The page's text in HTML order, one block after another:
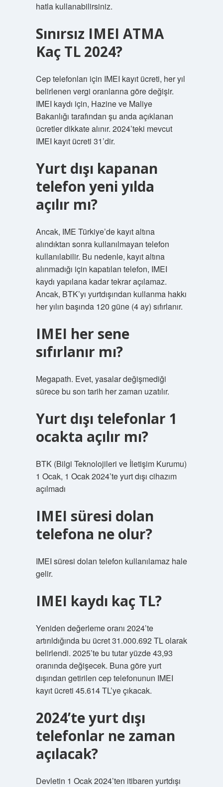
hatla kullanabilirsiniz.
Sınırsız IMEI ATMA
Kaç TL 2024?
Cep telefonları için IMEI kayıt ücreti, her yıl
belirlenen vergi oranlarına göre değişir.
IMEI kaydı için, Hazine ve Maliye
Bakanlığı tarafından şu anda açıklanan
ücretler dikkate alınır. 2024’teki mevcut
IMEI kayıt ücreti 31’dir.
Yurt dışı kapanan
telefon yeni yılda
açılır mı?
Ancak, IME Türkiye’de kayıt altına
alındıktan sonra kullanılmayan telefon
kullanılabilir. Bu nedenle, kayıt altına
alınmadığı için kapatılan telefon, IMEI
kaydı yapılana kadar tekrar açılamaz.
Ancak, BTK’yı yurtdışından kullanma hakkı
her yılın başında 120 güne (4 ay) sıfırlanır.
IMEI her sene
sıfırlanır mı?
Megapath. Evet, yasalar değişmediği
sürece bu son tarih her zaman uzatılır.
Yurt dışı telefonlar 1
ocakta açılır mı?
BTK (Bilgi Teknolojileri ve İletişim Kurumu)
1 Ocak, 1 Ocak 2024’te yurt dışı cihazım
açılmadı
IMEI süresi dolan
telefona ne olur?
IMEI süresi dolan telefon kullanılamaz hale
gelir.
IMEI kaydı kaç TL?
Yeniden değerleme oranı 2024’te
artırıldığında bu ücret 31.000.692 TL olarak
belirlendi. 2025’te bu tutar yüzde 43,93
oranında değişecek. Buna göre yurt
dışından getirilen cep telefonunun IMEI
kayıt ücreti 45.614 TL’ye çıkacak.
2024’te yurt dışı
telefonlar ne zaman
açılacak?
Devletin 1 Ocak 2024’ten itibaren yurtdışı